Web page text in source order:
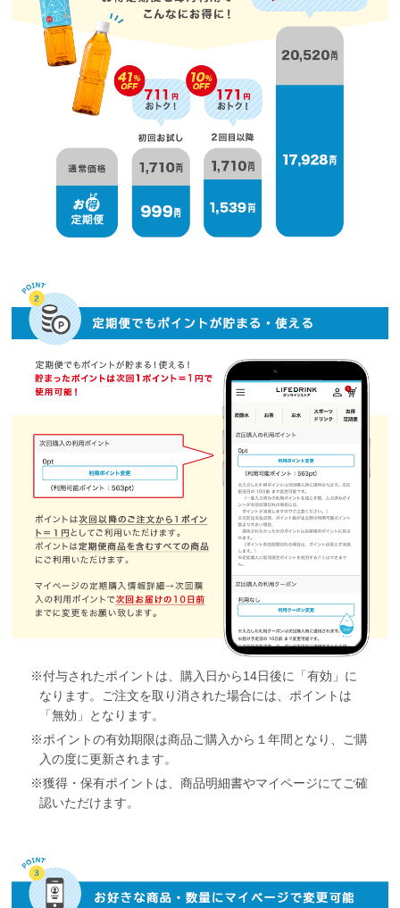
付与されたポイントは、購入日から14日後に「有効」に
なります。ご注文を取り消された場合には、ポイントは
「無効」となります。
ポイントの有効期限は商品ご購入から１年間となり、ご購
入の度に更新されます。
獲得・保有ポイントは、商品明細書やマイページにてご確
認いただけます。